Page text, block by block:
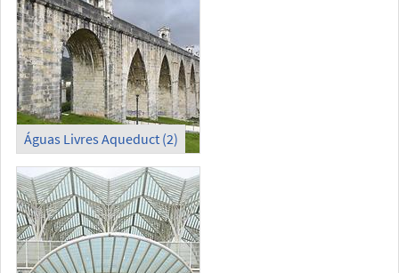
Águas Livres Aqueduct (2)